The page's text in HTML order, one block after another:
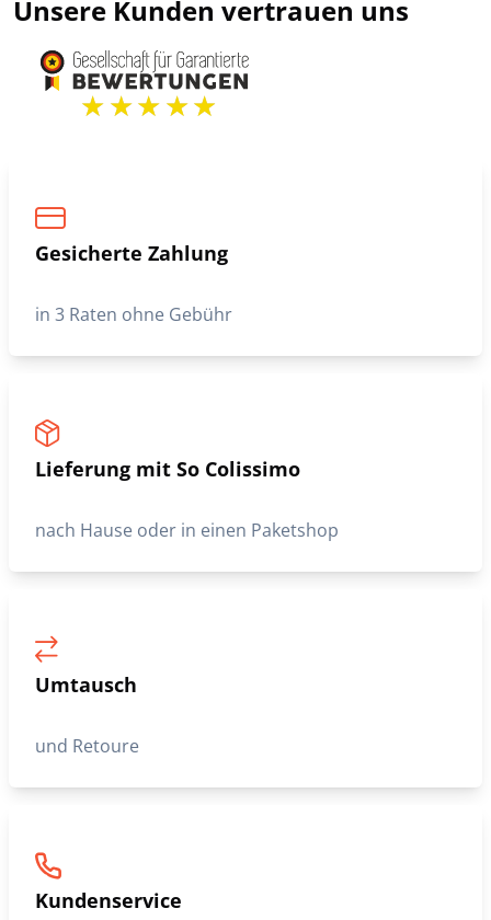
Unsere Kunden vertrauen uns
Gesicherte Zahlung
in 3 Raten ohne Gebühr
Lieferung mit So Colissimo
nach Hause oder in einen Paketshop
Umtausch
und Retoure
Kundenservice